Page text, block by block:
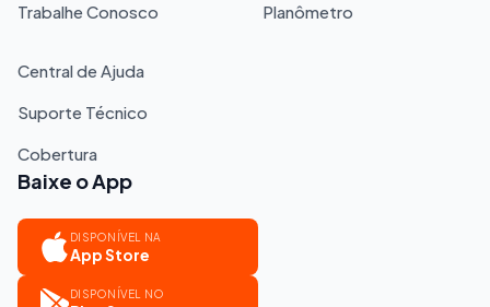
Trabalhe Conosco
Planômetro
Central de Ajuda
Suporte Técnico
Cobertura
Baixe o App
DISPONÍVEL NA
App Store
DISPONÍVEL NO